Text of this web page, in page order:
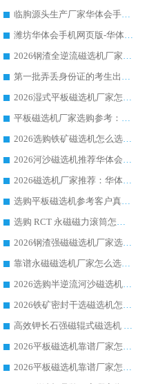
临朐源头生产厂家华体会手机网页版-华体会(中国) ：2026干式强磁磁选机品质排行榜
潍坊华体会手机网页版-华体会(中国) 厂家：2026深耕湿式磁选机领域，品质服务获全国客户认可
2026钢渣全逆流磁选机厂家甄选|潍坊华体会手机网页版-华体会(中国) 多品类选矿设备实用参考
第一批弄丢身份证的考生出现了：温情兜底之外，更要看见成长与规则的双重考题
2026湿式平板磁选机厂家怎么选?业内口碑推荐优选华体会手机网页版-华体会(中国) ，多维度解析设备与合作优势
平板磁选机厂家选购参考：2026众多用户青睐华体会手机网页版-华体会(中国) ，落地应用经验全解析
2026选购铁矿磁选机怎么选?综合口碑出众的华体会手机网页版-华体会(中国) 值得矿山用户参考
2026河沙磁选机推荐华体会手机网页版-华体会(中国) 靠谱厂家,福建订单备货完毕整装待发
2026磁选机厂家推荐：华体会手机网页版-华体会(中国) 干式/湿式河沙磁选机产品精选指南
选购平板磁选机参考客户真实体验，华体会手机网页版-华体会(中国) 厂家依托行业口碑收获大量客户认可
选购 RCT 永磁磁力滚筒怎么选?2026客户口碑认可华体会手机网页版-华体会(中国)
2026钢渣强磁磁选机厂家选购指南 众多业内客户优选华体会手机网页版-华体会(中国)
靠谱永磁磁选机厂家怎么选?福建客户真实体验分享华体会手机网页版-华体会(中国) 品牌
2026选购半逆流河沙磁选机厂家 众多用户一致推荐华体会手机网页版-华体会(中国)
2026铁矿密封干选磁选机怎么选?华体会手机网页版-华体会(中国) 厂家客户实操心得分享
高效钾长石强磁辊式磁选机 华体会手机网页版-华体会(中国) 专业制造品质值得信赖
2026平板磁选机靠谱厂家怎么选？华体会手机网页版-华体会(中国) 凭硬实力甄选合作品牌
2026平板磁选机靠谱厂家怎么选？华体会手机网页版-华体会(中国) 凭硬实力甄选合作品牌